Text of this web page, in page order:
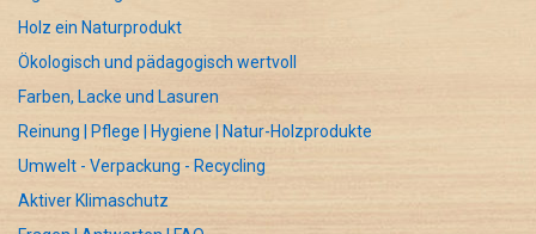
Holz ein Naturprodukt
Ökologisch und pädagogisch wertvoll
Farben, Lacke und Lasuren
Reinung | Pflege | Hygiene | Natur-Holzprodukte
Umwelt - Verpackung - Recycling
Aktiver Klimaschutz